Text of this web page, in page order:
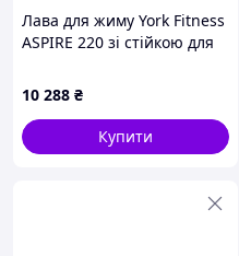
Лава для жиму York Fitness
ASPIRE 220 зі стійкою для
10 288 ₴
Купити